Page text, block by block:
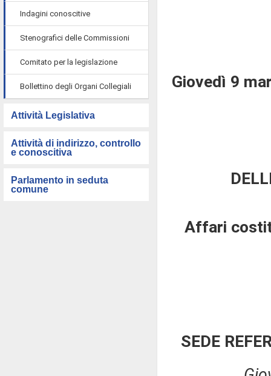
Indagini conoscitive
Stenografici delle Commissioni
Comitato per la legislazione
Bollettino degli Organi Collegiali
Attività Legislativa
Attività di indirizzo, controllo
e conoscitiva
Parlamento in seduta
comune
Giovedì 9
Affari
SEDE